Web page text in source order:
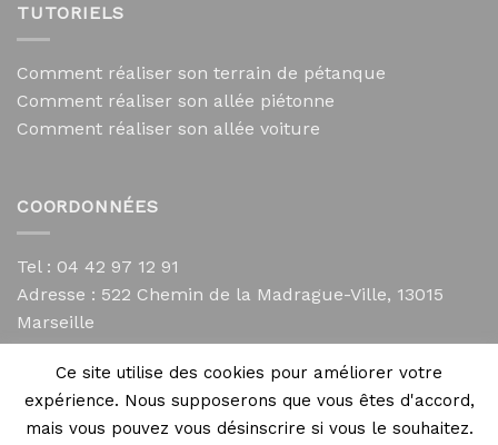
TUTORIELS
Comment réaliser son terrain de pétanque
Comment réaliser son allée piétonne
Comment réaliser son allée voiture
COORDONNÉES
Tel : 04 42 97 12 91
Adresse : 522 Chemin de la Madrague-Ville, 13015
Marseille
contact@mycailloux.com
Mentions légales
Ce site utilise des cookies pour améliorer votre
expérience. Nous supposerons que vous êtes d'accord,
mais vous pouvez vous désinscrire si vous le souhaitez.